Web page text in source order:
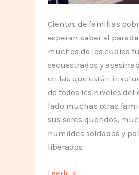
Cientos de familias
esperan saber el
muchos de los cuales
secuestrados y
en las que están
de todos los niveles del
lado muchas otras
sus seres queridos,
humildes soldados y
liberados
Todos
Leerlo »